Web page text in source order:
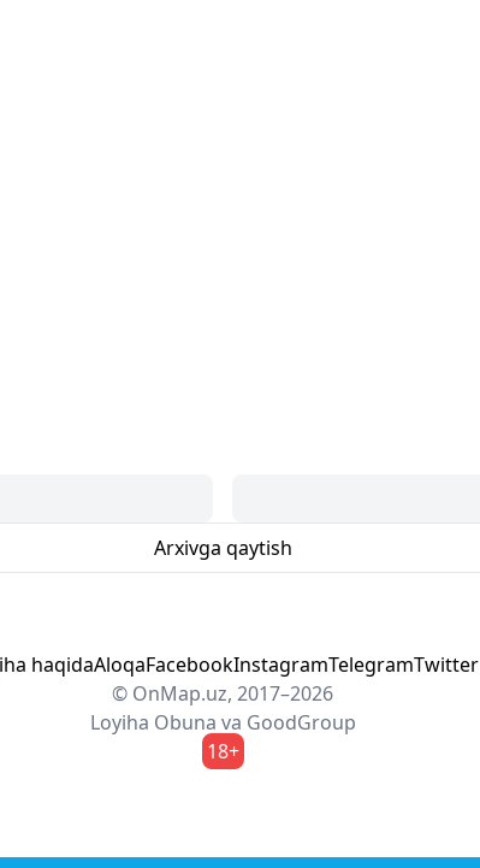
Arxivga qaytish
haqidaAloqaFacebookInstagramTelegramTwitter
© OnMap.uz, 2017–2026
Loyiha Obuna va GoodGroup
18+